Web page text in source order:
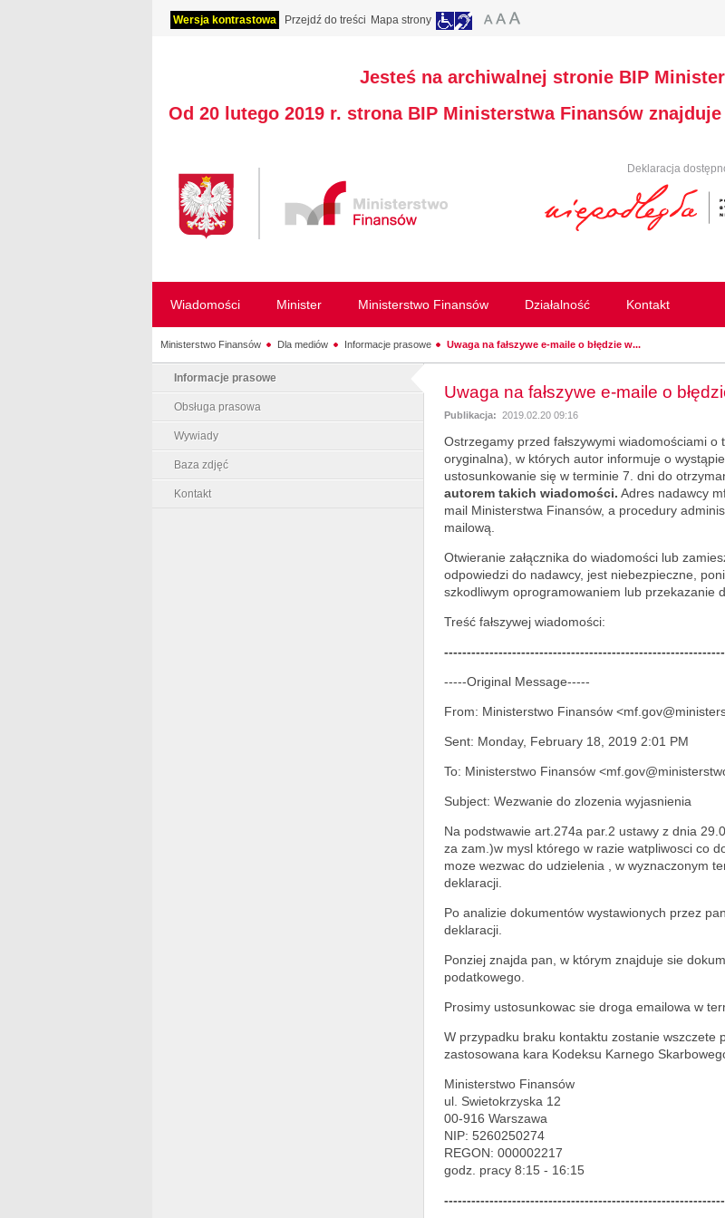
Wersja kontrastowa Przejdź do treści Mapa strony
Jesteś na archiwalnej stronie BIP
Od 20 lutego 2019 r. strona BIP Ministerstwa Finansów
Deklaracja
Wiadomości Minister Ministerstwo Finansów Działalność Kontakt
Ministerstwo Finansów Dla mediów Informacje prasowe Uwaga na fałszywe e-maile o błędzie w...
Informacje prasowe
Obsługa prasowa
Wywiady
Baza zdjęć
Kontakt
Uwaga na fałszywe e-maile o
Publikacja: 2019.02.20 09:16
Ostrzegamy przed fałszywymi wiadomościami o
oryginalna), w których autor informuje o
ustosunkowanie się w terminie 7. dni do
autorem takich wiadomości. Adres nadawcy
mail Ministerstwa Finansów, a procedury
mailową.
Otwieranie załącznika do wiadomości lub
odpowiedzi do nadawcy, jest niebezpieczne,
szkodliwym oprogramowaniem lub przekazanie
Treść fałszywej wiadomości:
-----Original Message-----
From: Ministerstwo Finansów
Sent: Monday, February 18, 2019 2:01 PM
To: Ministerstwo Finansów
Subject: Wezwanie do zlozenia wyjasnienia
Na podstwawie art.274a par.2 ustawy z dnia
za zam.)w mysl którego w razie watpliwosci co
moze wezwac do udzielenia , w wyznaczonym
deklaracji.
Po analizie dokumentów wystawionych przez
deklaracji.
Ponziej znajda pan, w którym znajduje sie
podatkowego.
Prosimy ustosunkowac sie droga emailowa w
W przypadku braku kontaktu zostanie wszczete
zastosowana kara Kodeksu Karnego
Ministerstwo Finansów
ul. Swietokrzyska 12
00-916 Warszawa
NIP: 5260250274
REGON: 000002217
godz. pracy 8:15 - 16:15